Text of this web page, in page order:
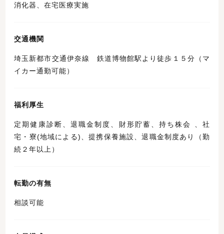
消化器、在宅医療実施
交通機関
埼玉新都市交通伊奈線 鉄道博物館駅より徒歩１５分（マ
イカー通勤可能）
福利厚生
定期健康診断、退職金制度、財形貯蓄、持ち株会 、社
宅・寮(地域による)、提携保養施設、退職金制度あり（勤
続２年以上）
転勤の有無
相談可能